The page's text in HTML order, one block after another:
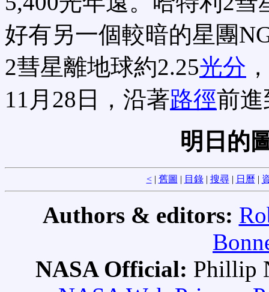
好有另一個較暗的星團
2彗星離地球約2.25光分
11月28日，沿著路徑前
明日的
<| 舊圖 | 目錄| 搜尋| 日曆 |
Authors & editors:
NASA Official: Phillip